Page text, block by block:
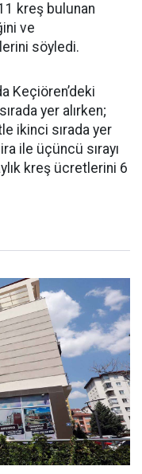
kreş bulunan
ve
söyledi.
Keçiören’deki
yer alırken;
ikinci sırada yer
ile üçüncü sırayı
kreş ücretlerini 6